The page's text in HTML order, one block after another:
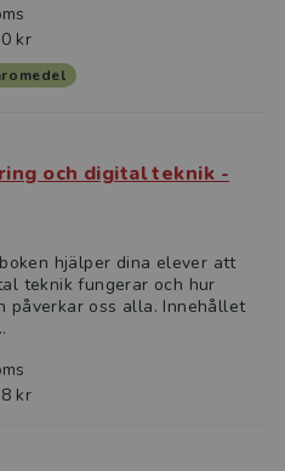
kr
och digital teknik -
hjälper dina elever att
teknik fungerar och hur
påverkar oss alla. Innehållet
kr